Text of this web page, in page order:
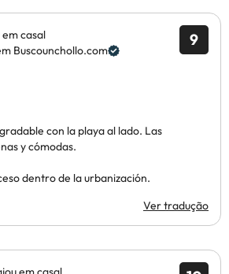
9
casal
Buscounchollo.com
con la playa al lado. Las
y cómodas.
dentro de la urbanización.
Ver tradução